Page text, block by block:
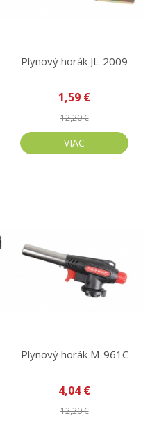
Plynový horák JL-2009
1,59 €
12,20 €
VIAC
Plynový horák M-961C
4,04 €
12,20 €